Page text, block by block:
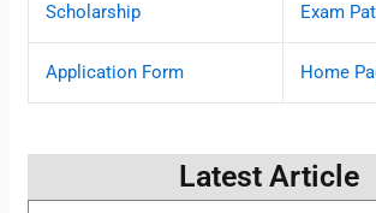
Scholarship Exam
Application Form Home
Latest Article